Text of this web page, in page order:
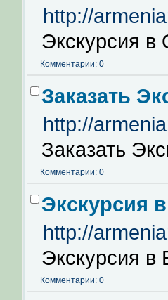
http://
Экскурсия в
Комментарии: 0
Заказать
http://
Заказать
Комментарии: 0
Экскурсия
http://
Экскурсия в
Комментарии: 0